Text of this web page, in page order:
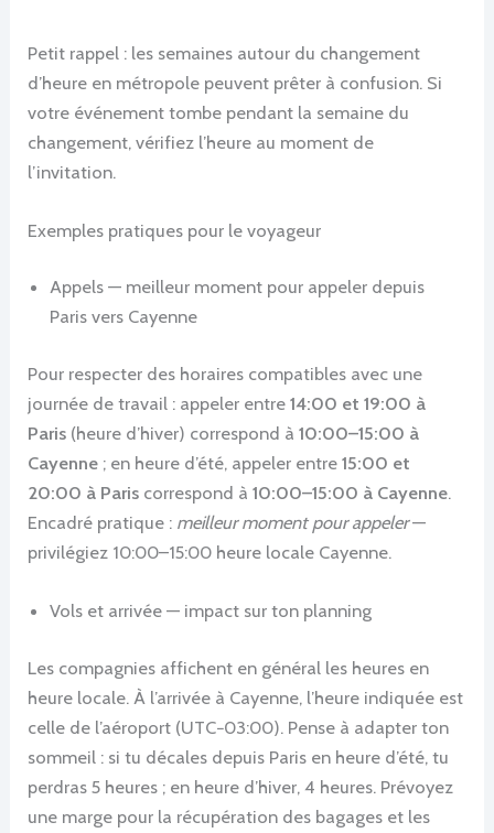
Petit rappel : les semaines autour du changement
d’heure en métropole peuvent prêter à confusion. Si
votre événement tombe pendant la semaine du
changement, vérifiez l’heure au moment de
l’invitation.
Exemples pratiques pour le voyageur
Appels — meilleur moment pour appeler depuis
Paris vers Cayenne
Pour respecter des horaires compatibles avec une
journée de travail : appeler entre14:00 et 19:00 à
Paris (heure d’hiver) correspond à10:00–15:00 à
Cayenne ; en heure d’été, appeler entre15:00 et
20:00 à Paris correspond à10:00–15:00 à Cayenne.
Encadré pratique : meilleur moment pour appeler—
privilégiez 10:00–15:00 heure locale Cayenne.
Vols et arrivée — impact sur ton planning
Les compagnies affichent en général les heures en
heure locale. À l’arrivée à Cayenne, l’heure indiquée est
celle de l’aéroport (UTC−03:00). Pense à adapter ton
sommeil : si tu décales depuis Paris en heure d’été, tu
perdras 5 heures ; en heure d’hiver, 4 heures. Prévoyez
une marge pour la récupération des bagages et les